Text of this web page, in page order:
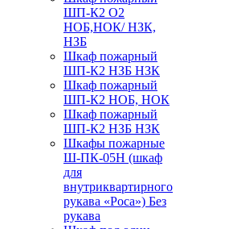
ШП-К2 О2
НОБ,НОК/ НЗК,
НЗБ
Шкаф пожарный
ШП-К2 НЗБ НЗК
Шкаф пожарный
ШП-К2 НОБ, НОК
Шкаф пожарный
ШП-К2 НЗБ НЗК
Шкафы пожарные
Ш-ПК-05Н (шкаф
для
внутриквартирного
рукава «Роса») Без
рукава